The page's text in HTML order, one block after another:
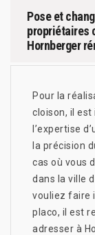
Pose et
propriétaires
Hornberger
Pour la
cloison, il
l’expertise
la précision
cas où vous
dans la ville
vouliez faire
placo, il est
adresser à